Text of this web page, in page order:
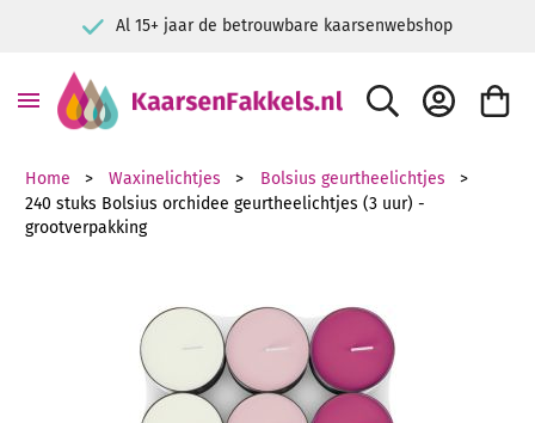
& bedrijf
ZOEK ACCOUNT
Home Waxinelichtjes
Bolsius geurtheelichtjes
240 stuks Bolsius orchidee geurtheelichtjes (3 uur) -
grootverpakking
Ga naar het einde van de afbeeldingen-gallerij